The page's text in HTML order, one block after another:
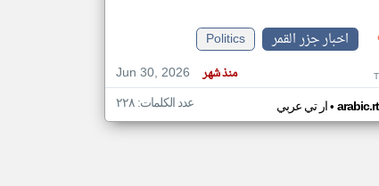
اخبار جزر القمر
Politics
Jun 30, 2026
منذ شهر
ار تي عربي• عدد الكلمات: ٢٢٨